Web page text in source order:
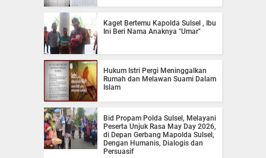
Kaget Bertemu Kapolda Sulsel , Ibu
Ini Beri Nama Anaknya "Umar"
Hukum Istri Pergi Meninggalkan
Rumah dan Melawan Suami Dalam
Islam
Bid Propam Polda Sulsel, Melayani
Peserta Unjuk Rasa May Day 2026,
di Depan Gerbang Mapolda Sulsel,
Dengan Humanis, Dialogis dan
Persuasif